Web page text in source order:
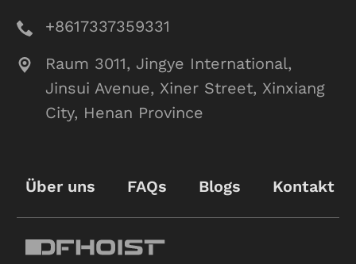
+8617337359331
Raum 3011, Jingye International,
Jinsui Avenue, Xiner Street, Xinxiang
City, Henan Province
Über uns FAQs Blogs Kontakt